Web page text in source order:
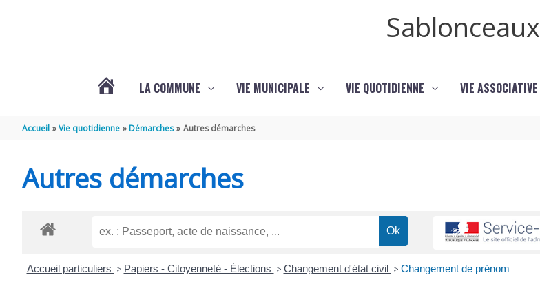
Sablonceaux
LA COMMUNE VIE MUNICIPALE VIE QUOTIDIENNE VIE ASSOCIATIVE
Accueil Vie quotidienne Démarches Autres démarches
Autres démarches
Accueil particuliers > Papiers - Citoyenneté - Élections > Changement d'état civil > Changement de prénom